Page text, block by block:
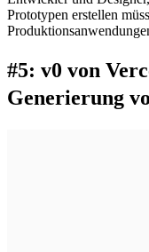
Prototypen erstellen
#5: v0 von
Generierung